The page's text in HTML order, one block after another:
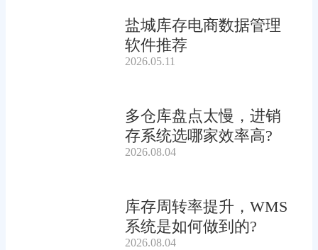
盐城库存电商数据管理
软件推荐
2026.05.11
多仓库盘点太慢，进销
存系统选哪家效率高?
2026.08.04
库存周转率提升，WMS
系统是如何做到的?
2026.08.04